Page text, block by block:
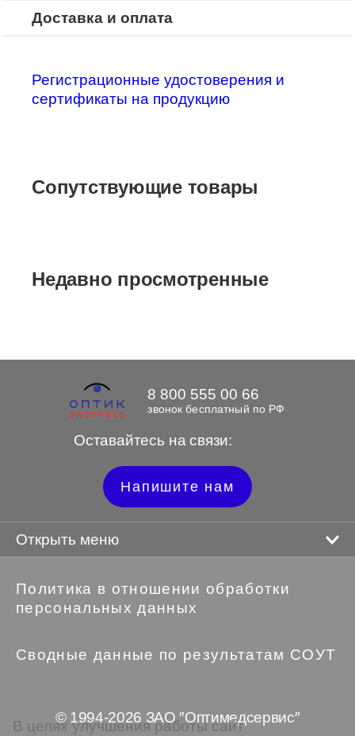
Доставка и оплата
Регистрационные удостоверения и
сертификаты на продукцию
Сопутствующие товары
Недавно просмотренные
Оставайтесь на связи:
8 800 555 00 66
звонок бесплатный по РФ
Напишите нам
Открыть меню
Политика в отношении обработки
персональных данных
Сводные данные по результатам СОУТ
© 1994-2026 ЗАО ″Оптимедсервис″
В целях улучшения работы сайт